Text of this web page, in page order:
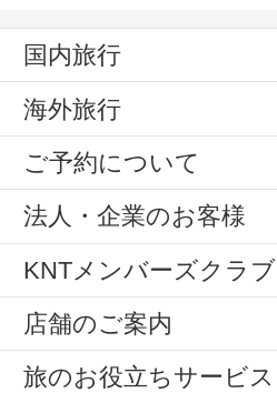
国内旅行
海外旅行
ご予約について
法人・企業のお客様
KNTメンバーズクラブ
店舗のご案内
旅のお役立ちサービス